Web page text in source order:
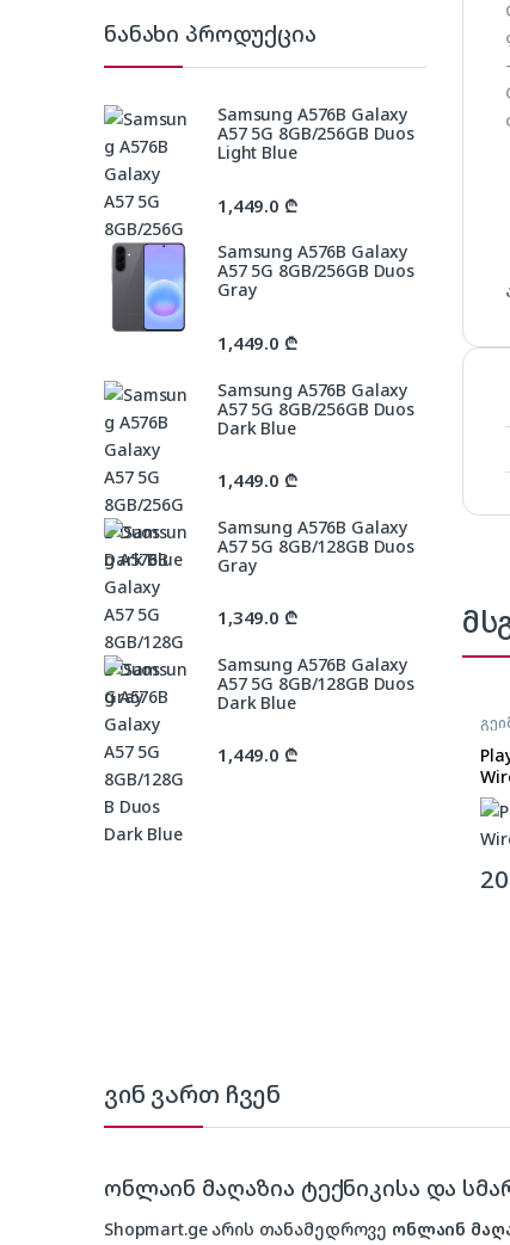
ნანახი პროდუქცია
Samsung A576B Galaxy
A57 5G 8GB/256GB Duos
Light Blue
1,449.0 ₾
Samsung A576B Galaxy
A57 5G 8GB/256GB Duos
Gray
1,449.0 ₾
Samsung A576B Galaxy
A57 5G 8GB/256GB Duos
Dark Blue
1,449.0 ₾
Samsung A576B Galaxy
A57 5G 8GB/128GB Duos
Gray
1,349.0 ₾
Samsung A576B Galaxy
A57 5G 8GB/128GB Duos
Dark Blue
1,449.0 ₾
ვინ ვართ ჩვენ
ონლაინ მაღაზია ტექნიკისა და
Shopmart.ge არის თანამედროვე ონლაინ